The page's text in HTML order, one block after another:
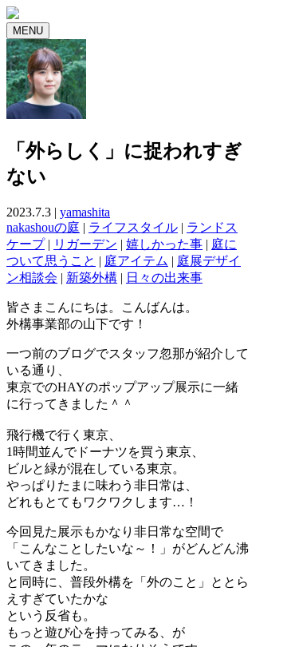
MENU
「外らしく」に捉われすぎ
ない
2023.7.3 | yamashita
nakashouの庭 | ライフスタイル | ランドス
ケープ| リガーデン | 嬉しかった事 | 庭に
ついて思うこと | 庭アイテム | 庭展デザイ
ン相談会 | 新築外構 | 日々の出来事
皆さまこんにちは。こんばんは。
外構事業部の山下です！
一つ前のブログでスタッフ忽那が紹介して
いる通り、
東京でのHAYのポップアップ展示に一緒
に行ってきました＾＾
飛行機で行く東京、
1時間並んでドーナツを買う東京、
ビルと緑が混在している東京。
やっぱりたまに味わう非日常は、
どれもとてもワクワクします…！
今回見た展示もかなり非日常な空間で
「こんなことしたいな～！」がどんどん沸
いてきました。
と同時に、普段外構を「外のこと」ととら
えすぎていたかな
という反省も。
もっと遊び心を持ってみる、が